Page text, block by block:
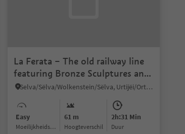
La Ferata – The old railway line
featuring Bronze Sculptures and
Snow Depths - Winter
Selva/Sëlva/Wolkenstein/Sëlva, Urtijëi/Ortisei, Dolomites Region Val Gardena
Easy
Moeilijkheidsgraad
61 m
Hoogteverschil
2h:31 Min
Duur